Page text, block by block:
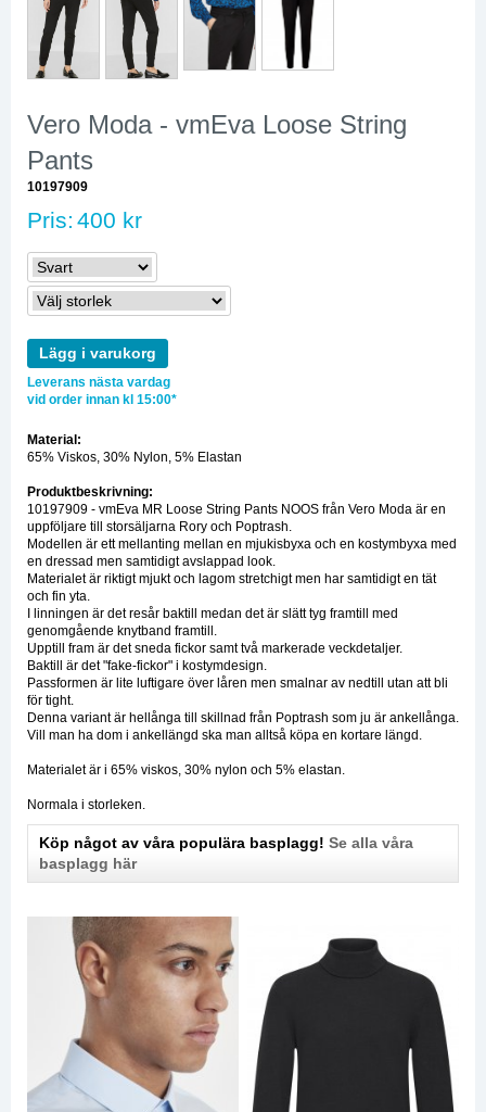
Vero Moda - vmEva Loose String
Pants
10197909
Pris: 400 kr
Lägg i varukorg
Leverans nästa vardag
vid order innan kl 15:00*
Material:
65% Viskos, 30% Nylon, 5% Elastan
Produktbeskrivning:
10197909 - vmEva MR Loose String Pants NOOS från Vero Moda är en
uppföljare till storsäljarna Rory och Poptrash.
Modellen är ett mellanting mellan en mjukisbyxa och en kostymbyxa med
en dressad men samtidigt avslappad look.
Materialet är riktigt mjukt och lagom stretchigt men har samtidigt en tät
och fin yta.
I linningen är det resår baktill medan det är slätt tyg framtill med
genomgående knytband framtill.
Upptill fram är det sneda fickor samt två markerade veckdetaljer.
Baktill är det "fake-fickor" i kostymdesign.
Passformen är lite luftigare över låren men smalnar av nedtill utan att bli
för tight.
Denna variant är hellånga till skillnad från Poptrash som ju är ankellånga.
Vill man ha dom i ankellängd ska man alltså köpa en kortare längd.
Materialet är i 65% viskos, 30% nylon och 5% elastan.
Normala i storleken.
Köp något av våra populära basplagg! Se alla våra
basplagg här